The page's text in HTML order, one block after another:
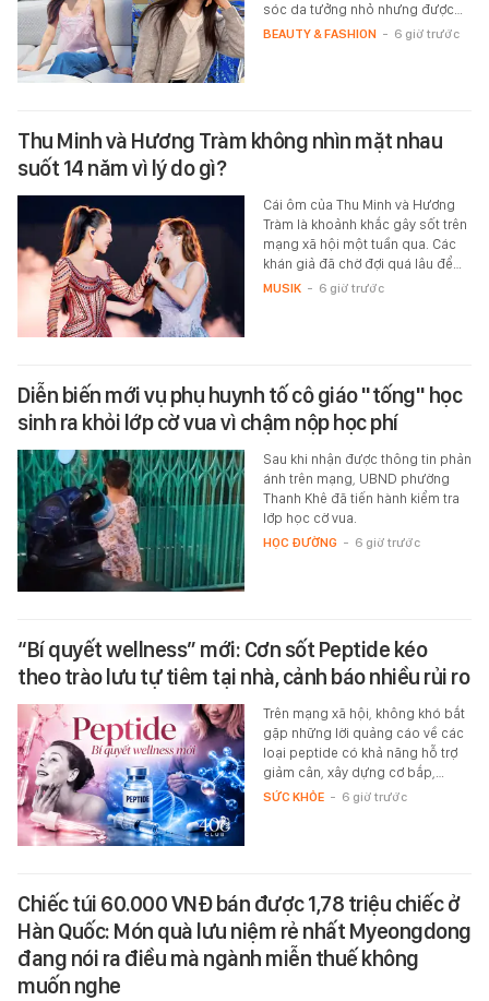
sóc da tưởng nhỏ nhưng được…
BEAUTY & FASHION - 6 giờ trước
Thu Minh và Hương Tràm không nhìn mặt nhau
suốt 14 năm vì lý do gì?
Cái ôm của Thu Minh và Hương
Tràm là khoảnh khắc gây sốt trên
mạng xã hội một tuần qua. Các
khán giả đã chờ đợi quá lâu để…
MUSIK - 6 giờ trước
Diễn biến mới vụ phụ huynh tố cô giáo "tống" học
sinh ra khỏi lớp cờ vua vì chậm nộp học phí
Sau khi nhận được thông tin phản
ánh trên mạng, UBND phường
Thanh Khê đã tiến hành kiểm tra
lớp học cờ vua.
HỌC ĐƯỜNG - 6 giờ trước
“Bí quyết wellness” mới: Cơn sốt Peptide kéo
theo trào lưu tự tiêm tại nhà, cảnh báo nhiều rủi ro
Trên mạng xã hội, không khó bắt
gặp những lời quảng cáo về các
loại peptide có khả năng hỗ trợ
giảm cân, xây dựng cơ bắp,…
SỨC KHỎE - 6 giờ trước
Chiếc túi 60.000 VNĐ bán được 1,78 triệu chiếc ở
Hàn Quốc: Món quà lưu niệm rẻ nhất Myeongdong
đang nói ra điều mà ngành miễn thuế không
muốn nghe